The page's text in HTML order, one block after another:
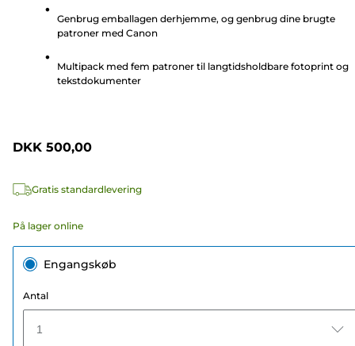
stjerner.Genbrug emballagen derhjemme, og genbrug dine brugte
patroner med Canon
Multipack med fem patroner til langtidsholdbare fotoprint og
tekstdokumenter
DKK 500,00
Gratis standardlevering
På lager online
Engangskøb
Antal
1